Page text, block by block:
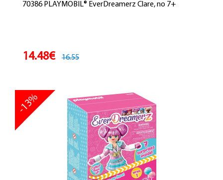
70386 PLAYMOBIL® EverDreamerz Clare, no 7+
14.48€ 16.55
-13%